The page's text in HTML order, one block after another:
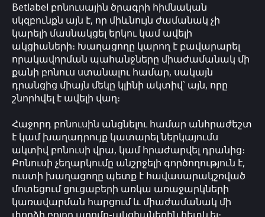
Betlabel բոնուսային ծրագրի հիմնական
սկզբունքն այն է, որ միևնույն ժամանակ չի
կարելի մասնակցել երկու կամ ավելի
ակցիաների։ Խաղացողը կարող է բավարարել
որակավորման պահանջները միաժամանակ մի
քանի բոնուս ստանալու համար, սակայն
դրանցից միայն մեկը կլինի ակտիվ՝ այն, որը
շնորհվել է ավելի վաղ։
Հաջորդ բոնուսին անցնելու համար անհրաժեշտ
է կամ խաղադրույք կատարել ներկայումս
ակտիվ բոնուսի վրա, կամ հրաժարվել դրանից։
Բոնուսի չեղարկումը անշրջելի գործողություն է,
ուստի խաղացողը պետք է հավասարակշռված
մոտեցում ցուցաբերի առկա առաջարկների
կառավարման հարցում և միաժամանակ մի